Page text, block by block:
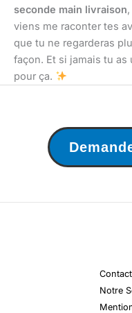
seconde main livraison
viens me raconter tes
que tu ne regarderas
façon. Et si jamais tu
pour ça.
Notre